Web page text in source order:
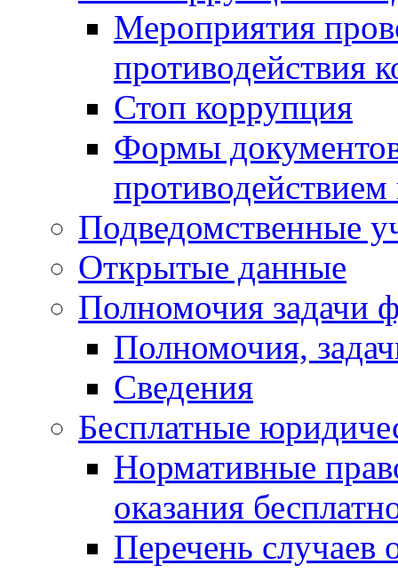
Мероприятия
противодействия
Стоп коррупция
Формы
Подведомственные
Открытые данные
Полномочия задачи
Полномочия,
Сведения
Бесплатные
Нормативные
оказания
Перечень случаев